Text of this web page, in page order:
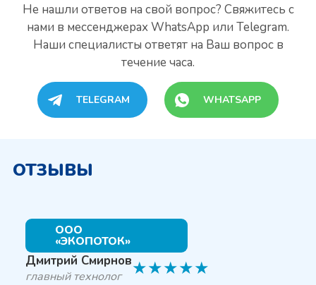
Не нашли ответов на свой вопрос? Свяжитесь с
нами в мессенджерах WhatsApp или Telegram.
Наши специалисты ответят на Ваш вопрос в
течение часа.
TELEGRAM WHATSAPP
ОТЗЫВЫ
ООО
«ЭКОПОТОК»
Дмитрий Смирнов
главный технолог ★★★★★